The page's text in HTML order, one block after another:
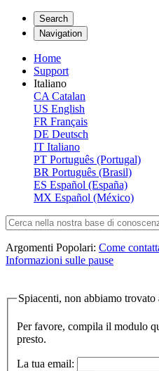
Search
Navigation
Home
Support
Italiano
CA Catalan
US English
FR Français
DE Deutsch
IT Italiano
PT Português (Portugal)
BR Português (Brasil)
ES Español (España)
MX Español (México)
Argomenti Popolari: Come
Informazioni sulle pause
Spiacenti, non abbiamo
Per favore, compila il modulo
presto.
La tua email: